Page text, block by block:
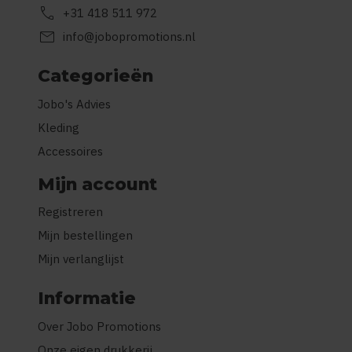
call +31 418 511 972
mail info@jobopromotions.nl
Categorieën
Jobo's Advies
Kleding
Accessoires
Mijn account
Registreren
Mijn bestellingen
Mijn verlanglijst
Informatie
Over Jobo Promotions